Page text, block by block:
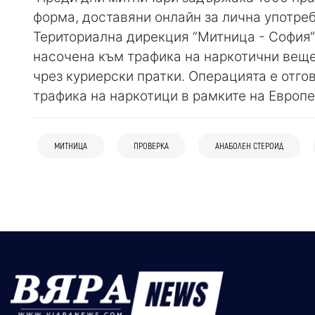
форма, доставяни онлайн за лична
Териториална дирекция “Митница -
насочена към трафика на наркотични
чрез куриерски пратки. Операцията е
трафика на наркотици в рамките на
МИТНИЦА ПРОВЕРКА АНАБОЛЕН СТЕРОИД
с насилие над дете в Радомир
италианските евреи в Банско,
антисемитска проява в София: Група